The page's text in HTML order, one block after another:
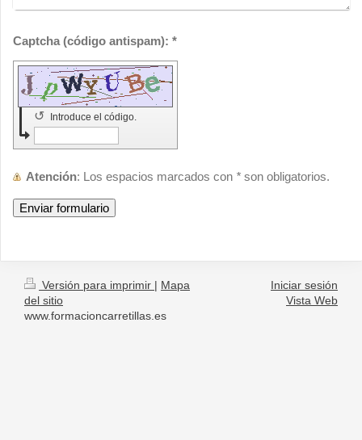
Captcha (código antispam): *
Introduce el código.
↺
Atención : Los espacios marcados con * son obligatorios.
Versión para imprimir | Mapa
del sitio
www.formacioncarretillas.es
Iniciar sesión
Vista Web